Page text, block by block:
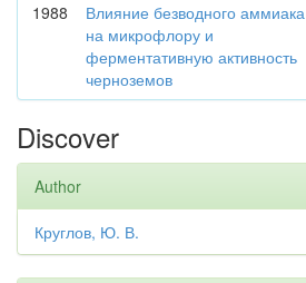
1988
Влияние безводного аммиака
на микрофлору и
ферментативную активность
черноземов
Discover
Author
Круглов, Ю. В.